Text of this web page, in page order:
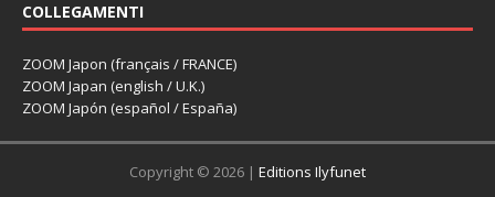
COLLEGAMENTI
ZOOM Japon (français / FRANCE)
ZOOM Japan (english / U.K.)
ZOOM Japón (español / España)
Copyright © 2026 | Editions Ilyfunet